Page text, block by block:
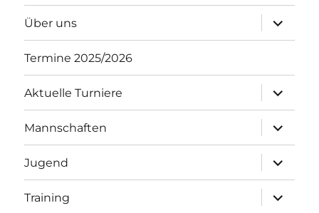
Über uns
öffnen
Termine 2025/2026
Aktuelle Turniere
öffnen
Mannschaften
öffnen
Jugend
öffnen
Training
öffnen